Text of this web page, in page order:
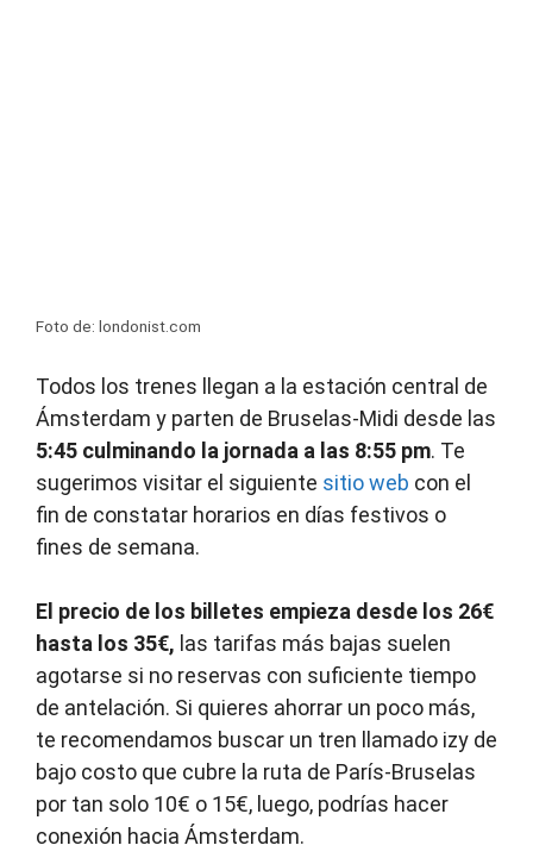
Foto de: londonist.com
Todos los trenes llegan a la estación central de
Ámsterdam y parten de Bruselas-Midi desde las
5:45 culminando la jornada a las 8:55 pm. Te
sugerimos visitar el siguiente sitio web con el
fin de constatar horarios en días festivos o
fines de semana.
El precio de los billetes empieza desde los 26€
hasta los 35€, las tarifas más bajas suelen
agotarse si no reservas con suficiente tiempo
de antelación. Si quieres ahorrar un poco más,
te recomendamos buscar un tren llamado izy de
bajo costo que cubre la ruta de París-Bruselas
por tan solo 10€ o 15€, luego, podrías hacer
conexión hacia Ámsterdam.